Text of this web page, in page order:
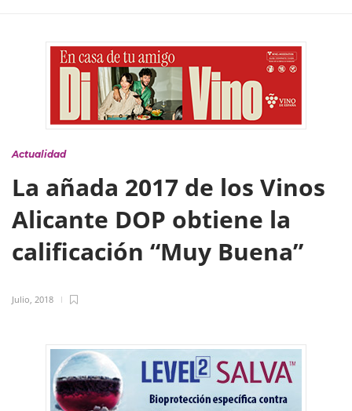
Actualidad
La añada 2017 de los Vinos
Alicante DOP obtiene la
calificación “Muy Buena”
Julio, 2018